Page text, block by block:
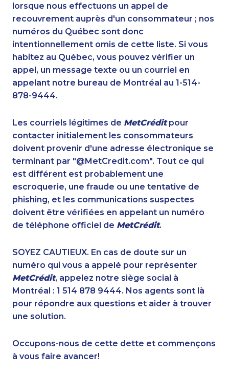
1-647-245-1043
1-587-328-6604
1-905-858-9166
1-416-243-5723
1-514-613-0102
1-647-715-9379
1-514-613-0112
1-514-448-1285
1-579-267-0746
1-647-428-7523
1-587-316-3795
1-647-245-5600
1-416-227-2642
1-506-300-0073
1-780-423-2516
1-579-267-0752
1-587-316-3396
1-877-788-1753
1-647-350-5975
1-778-589-5280
1-905-819-0432
1-587-409-6657
1-780-420-2378
1-780-936-8217
1-437-900-0379
1-902-482-2173
1-778-403-4610
1-514-613-0164
1-778-401-2209
1-587-316-3391
1-604-639-0578
1-905-592-1379
1-778-654-8301
1-587-316-3433
1-250-276-4122
1-647-351-9026
1-250-244-3572
1-905-819-8939
1-647-715-9372
lorsque nous effectuons un appel de
recouvrement auprès d'un consommateur ; nos
numéros du Québec sont donc
intentionnellement omis de cette liste. Si vous
habitez au Québec, vous pouvez vérifier un
appel, un message texte ou un courriel en
appelant notre bureau de Montréal au 1-514-
878-9444.
Les courriels légitimes de MetCréditpour
contacter initialement les consommateurs
doivent provenir d'une adresse électronique se
terminant par "@MetCredit.com". Tout ce qui
est différent est probablement une
escroquerie, une fraude ou une tentative de
phishing, et les communications suspectes
doivent être vérifiées en appelant un numéro
de téléphone officiel de MetCrédit.
SOYEZ CAUTIEUX. En cas de doute sur un
numéro qui vous a appelé pour représenter
MetCrédit, appelez notre siège social à
Montréal : 1 514 878 9444. Nos agents sont là
pour répondre aux questions et aider à trouver
une solution.
Occupons-nous de cette dette et commençons
à vous faire avancer!